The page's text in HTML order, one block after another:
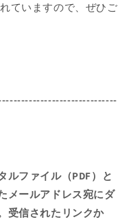
ていますので、ぜひご
ルファイル（PDF）と
メールアドレス宛にダ
受信されたリンクか